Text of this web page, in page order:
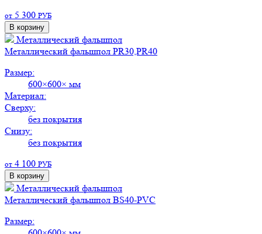
от 5 300 РУБ
В корзину
Металлический фальшпол
Металлический фальшпол PR30,PR40
Размер:
600×600× мм
Материал:
Сверху:
без покрытия
Снизу:
без покрытия
от 4 100 РУБ
В корзину
Металлический фальшпол
Металлический фальшпол BS40-PVC
Размер: